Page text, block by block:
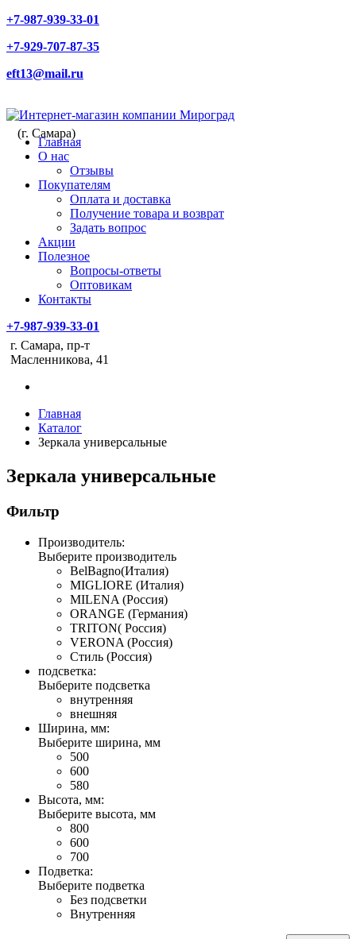
+7-987-939-33-01
+7-929-707-87-35
eft13@mail.ru
(г. Самара)
Главная
О нас
Отзывы
Покупателям
Оплата и доставка
Получение товара и возврат
Задать вопрос
Акции
Полезное
Вопросы-ответы
Оптовикам
Контакты
+7-987-939-33-01
г. Самара, пр-т
Масленникова, 41
Главная
Каталог
Зеркала универсальные
Зеркала универсальные
Фильтр
Производитель:
Выберите производитель
BelBagno(Италия)
MIGLIORE (Италия)
MILENA (Россия)
ORANGE (Германия)
TRITON( Россия)
VERONA (Россия)
Стиль (Россия)
подсветка:
Выберите подсветка
внутренняя
внешняя
Ширина, мм:
Выберите ширина, мм
500
600
580
Высота, мм:
Выберите высота, мм
800
600
700
Подветка:
Выберите подветка
Без подсветки
Внутренняя